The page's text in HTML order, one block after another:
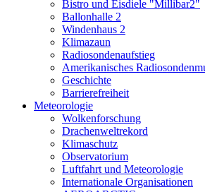
Bistro und Eisdiele "Millibar2"
Ballonhalle 2
Windenhaus 2
Klimazaun
Radiosondenaufstieg
Amerikanisches
Geschichte
Barrierefreiheit
Meteorologie
Wolkenforschung
Drachenweltrekord
Klimaschutz
Observatorium
Luftfahrt und Meteorologie
Internationale Organisationen